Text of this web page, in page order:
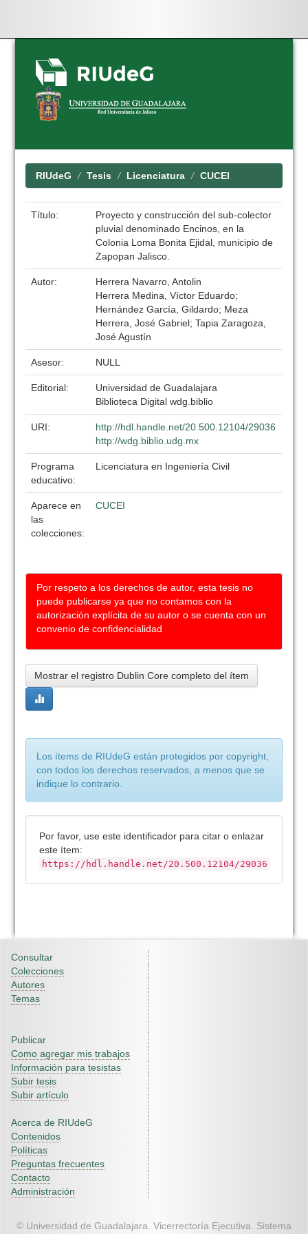
Skip
navigation
RIUdeG Tesis Licenciatura CUCEI
Título:
Proyecto y construcción del sub-colector
pluvial denominado Encinos, en la
Colonia Loma Bonita Ejidal, municipio de
Zapopan Jalisco.
Autor:
Herrera Navarro, Antolin
Herrera Medina, Víctor Eduardo;
Hernández García, Gildardo; Meza
Herrera, José Gabriel; Tapia Zaragoza,
José Agustín
Asesor: NULL
Editorial:
Universidad de Guadalajara
Biblioteca Digital wdg.biblio
URI:
http://hdl.handle.net/20.500.12104/29036
http://wdg.biblio.udg.mx
Programa
educativo:
Licenciatura en Ingeniería Civil
Aparece en
las
colecciones:
CUCEI
Por respeto a los derechos de autor, esta tesis no
puede publicarse ya que no contamos con la
autorización explícita de su autor o se cuenta con un
convenio de confidencialidad
Mostrar el registro Dublin Core completo del ítem
Los ítems de RIUdeG están protegidos por copyright,
con todos los derechos reservados, a menos que se
indique lo contrario.
Por favor, use este identificador para citar o enlazar
este ítem:
https://hdl.handle.net/20.500.12104/29036
Consultar
Colecciones
Autores
Temas
Publicar
Como agregar mis trabajos
Información para tesistas
Subir tesis
Subir artículo
Acerca de RIUdeG
Contenidos
Políticas
Preguntas frecuentes
Contacto
Administración
© Universidad de Guadalajara. Vicerrectoría Ejecutiva. Sistema